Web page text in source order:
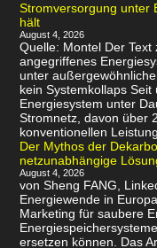
Stromversorgung unter
hält
August 4, 2026
Quelle: Montel Der
angegriffenes
unter
kein Systemkollaps
Energiesystem unter
Stromnetz, davon über
konventionellen
Der Mythos der
netzunabhängige
August 4, 2026
von Sheng FANG,
Energiewende in
Marketing für saubere
ersetzen können. Das